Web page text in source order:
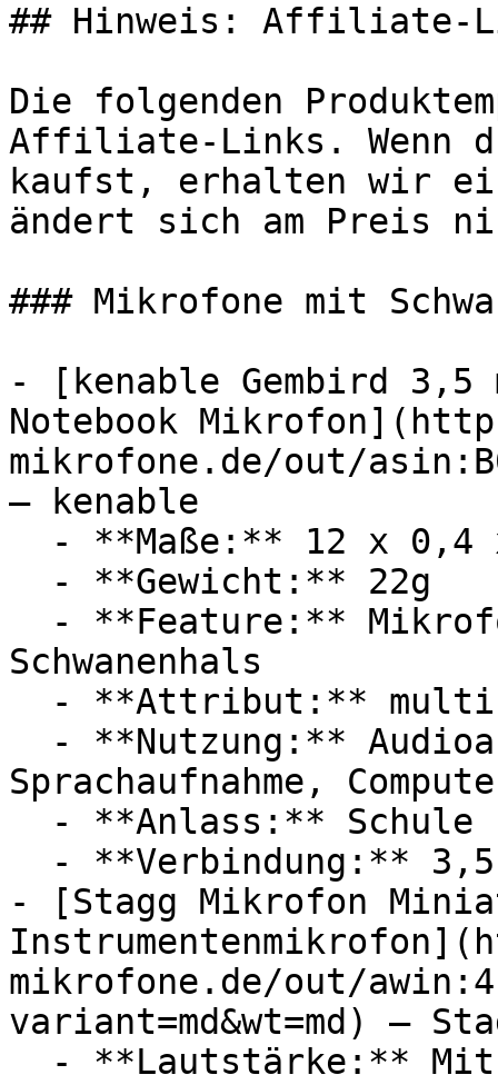
## Hinweis: Affiliate-
Die folgenden
Affiliate-Links. Wenn
kaufst, erhalten wir
ändert sich am Preis
### Mikrofone mit
- [kenable Gembird 3,5
Notebook
mikrofone.de/out/
— kenable
Schwanenhals
Sprachaufnahme,
- [Stagg Mikrofon
mikrofone.de/out/
variant=md&wt=md) —